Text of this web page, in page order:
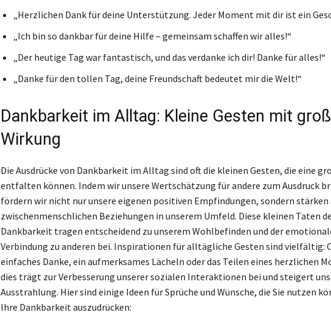
„Herzlichen Dank für deine Unterstützung. Jeder Moment mit dir ist ein
„Ich bin so dankbar für deine Hilfe – gemeinsam schaffen wir alles!“
„Der heutige Tag war fantastisch, und das verdanke ich dir! Danke für alles!“
„Danke für den tollen Tag, deine Freundschaft bedeutet mir die Welt!“
Dankbarkeit im Alltag: Kleine Gesten mit
Wirkung
Die Ausdrücke von Dankbarkeit im Alltag sind oft die kleinen Gesten, die eine
entfalten können. Indem wir unsere Wertschätzung für andere zum Ausdruck
fördern wir nicht nur unsere eigenen positiven Empfindungen, sondern stärken
zwischenmenschlichen Beziehungen in unserem Umfeld. Diese kleinen Taten
Dankbarkeit tragen entscheidend zu unserem Wohlbefinden und der
Verbindung zu anderen bei. Inspirationen für alltägliche Gesten sind vielfältig:
einfaches Danke, ein aufmerksames Lächeln oder das Teilen eines herzlichen
dies trägt zur Verbesserung unserer sozialen Interaktionen bei und steigert
Ausstrahlung. Hier sind einige Ideen für Sprüche und Wünsche, die Sie nutzen
Ihre Dankbarkeit auszudrücken: